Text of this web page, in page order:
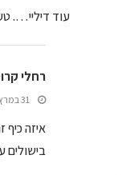
עוד דיליי….
רחלי
31 במרץ 2017 - 20:49
איזה כיף
בישולים